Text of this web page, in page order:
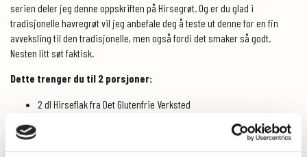
serien deler jeg denne oppskriften på Hirsegrøt. Og er du glad i
tradisjonelle havregrøt vil jeg anbefale deg å teste ut denne for en fin
avveksling til den tradisjonelle, men også fordi det smaker så godt.
Nesten litt søt faktisk.
Dette trenger du til 2 porsjoner:
2 dl Hirseflak fra Det Glutenfrie Verksted
Litt vann om du synes den blir for tykk